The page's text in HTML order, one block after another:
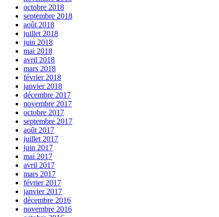
octobre 2018
septembre 2018
août 2018
juillet 2018
juin 2018
mai 2018
avril 2018
mars 2018
février 2018
janvier 2018
décembre 2017
novembre 2017
octobre 2017
septembre 2017
août 2017
juillet 2017
juin 2017
mai 2017
avril 2017
mars 2017
février 2017
janvier 2017
décembre 2016
novembre 2016